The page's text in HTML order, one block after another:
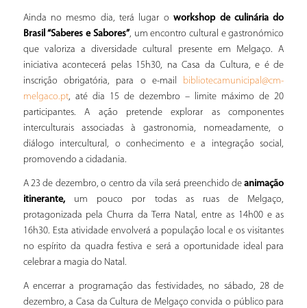
Ainda no mesmo dia, terá lugar oworkshop de culinária do
Brasil “Saberes e Sabores”, um encontro cultural e gastronómico
que valoriza a diversidade cultural presente em Melgaço. A
iniciativa acontecerá pelas 15h30, na Casa da Cultura, e é de
inscrição obrigatória, para o e-mail bibliotecamunicipal@cm-
melgaco.pt, até dia 15 de dezembro – limite máximo de 20
participantes. A ação pretende explorar as componentes
interculturais associadas à gastronomia, nomeadamente, o
diálogo intercultural, o conhecimento e a integração social,
promovendo a cidadania.
A 23 de dezembro, o centro da vila será preenchido deanimação
itinerante, um pouco por todas as ruas de Melgaço,
protagonizada pela Churra da Terra Natal, entre as 14h00 e as
16h30. Esta atividade envolverá a população local e os visitantes
no espírito da quadra festiva e será a oportunidade ideal para
celebrar a magia do Natal.
A encerrar a programação das festividades, no sábado, 28 de
dezembro, a Casa da Cultura de Melgaço convida o público para